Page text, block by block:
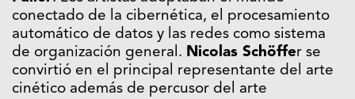
conectado de la cibernética, el procesamiento
automático de datos y las redes como sistema
de organización general. Nicolas Schöffer se
convirtió en el principal representante del arte
cinético además de percusor del arte